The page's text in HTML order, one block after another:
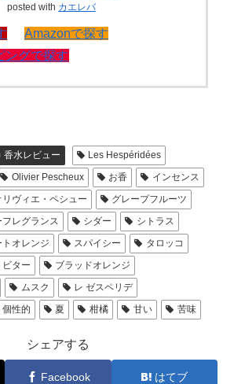
posted with カエレバ
Amazonで探す
ングで探す
香水レビュー
Les Hespéridées
Olivier Pescheux お香
インセンス
リヴィエ・ペシュー
グレープフルーツ
レグランス シダー
シトラス
トオレンジ スパイシー
タロッコ
ビター
ブラッドオレンジ
ムスク
レ ゼスペリデ
個性的 夏 柑橘 甘い 苦味
シェアする
Facebook はてブ